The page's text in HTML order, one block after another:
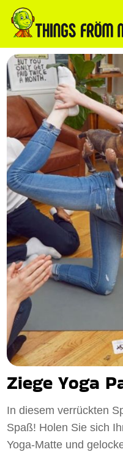
Ziege Yoga
In diesem verrückten
Spaß! Holen Sie sich
Yoga-Matte und